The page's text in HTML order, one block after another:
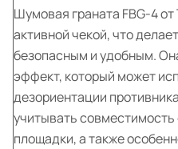
Шумовая граната FBG-4
активной чекой, что
безопасным и удобным.
эффект, который может
дезориентации
учитывать
площадки, а также